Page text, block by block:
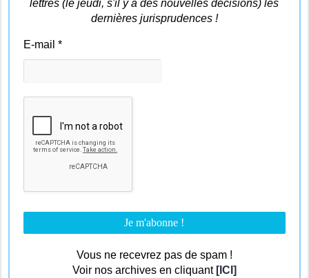
lettres (le jeudi, s'il y a des nouvelles décisions) les
dernières jurisprudences !
E-mail*
Vous ne recevrez pas de spam !
Voir nos archives en cliquant [ICI]